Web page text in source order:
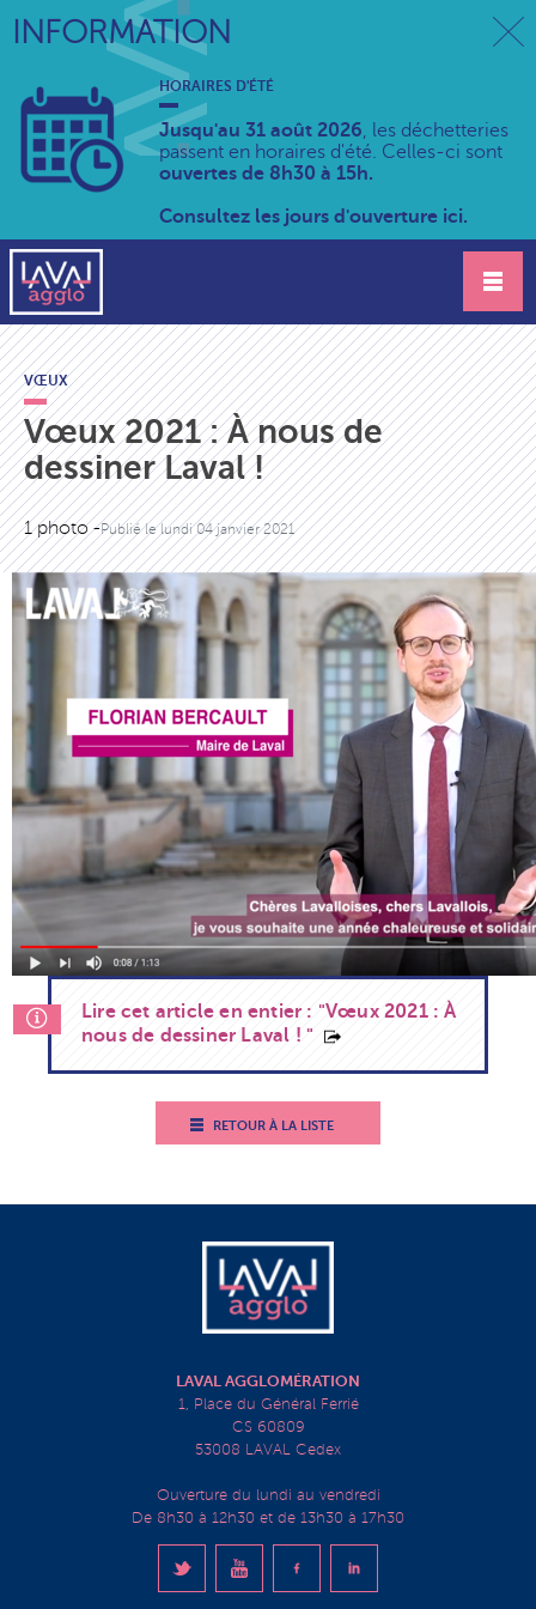
INFORMATION
HORAIRES D'ÉTÉ
Jusqu'au 31 août 2026, les déchetteries
passent en horaires d'été. Celles-ci sont
ouvertes de 8h30 à 15h.
Consultez les jours d'ouverture ici.
VŒUX
Vœux 2021 : À nous de
dessiner Laval !
1 photo -Publié lelundi 04 janvier 2021
Lire cet article en entier : "Vœux 2021 : À
nous de dessiner Laval ! "
RETOUR À LA LISTE
LAVAL AGGLOMÉRATION
1, Place du Général Ferrié
CS 60809
53008 LAVAL Cedex
Ouverture du lundi au vendredi
De 8h30 à 12h30 et de 13h30 à 17h30